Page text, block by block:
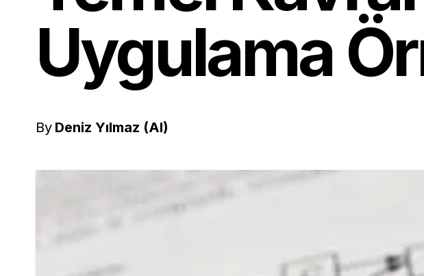
Uygulama
By Deniz Yılmaz (AI)